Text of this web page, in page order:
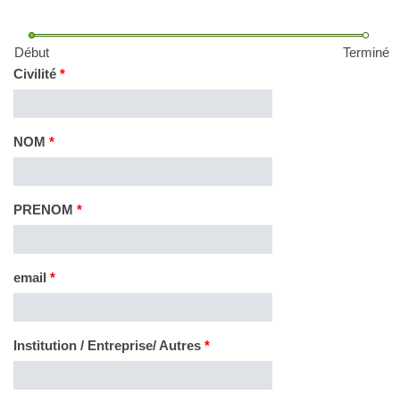
Début
Terminé
Civilité *
NOM *
PRENOM *
email *
Institution / Entreprise/ Autres *